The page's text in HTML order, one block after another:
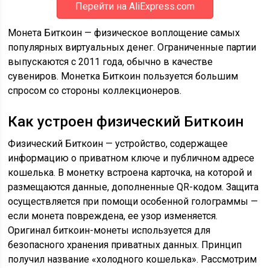
Перейти на AliExpress.com
Монета Биткоин — физическое воплощение самых
популярных виртуальных денег. Ограниченные партии
выпускаются с 2011 года, обычно в качестве
сувениров. Монетка Биткоин пользуется большим
спросом со стороны коллекционеров.
Как устроен физический Биткоин
Физический Биткоин — устройство, содержащее
информацию о приватном ключе и публичном адресе
кошелька. В монетку встроена карточка, на которой и
размещаются данные, дополненные QR-кодом. Защита
осуществляется при помощи особенной голограммы —
если монета повреждена, ее узор изменяется.
Оригинал биткоин-монеты используется для
безопасного хранения приватных данных. Принцип
получил название «холодного кошелька». Рассмотрим